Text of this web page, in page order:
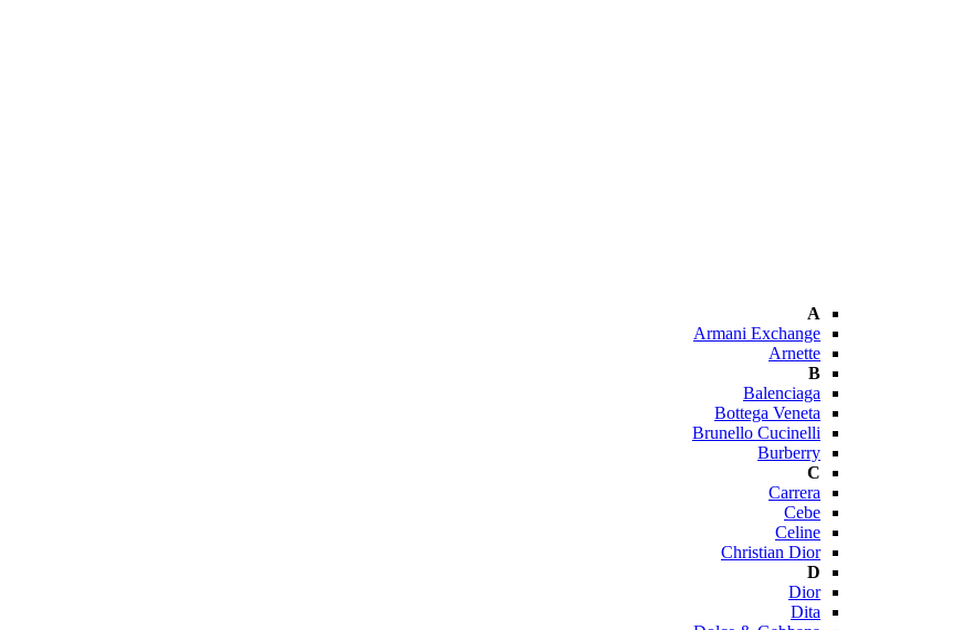
A
Armani Exchange
Arnette
B
Balenciaga
Bottega Veneta
Brunello Cucinelli
Burberry
C
Carrera
Cebe
Celine
Christian Dior
D
Dior
Dita